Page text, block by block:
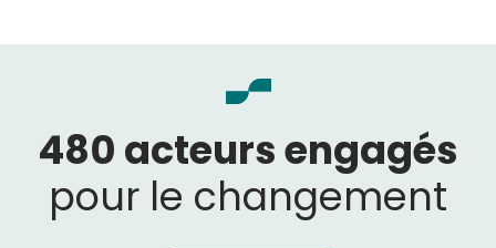
480 acteurs engagés
pour le changement